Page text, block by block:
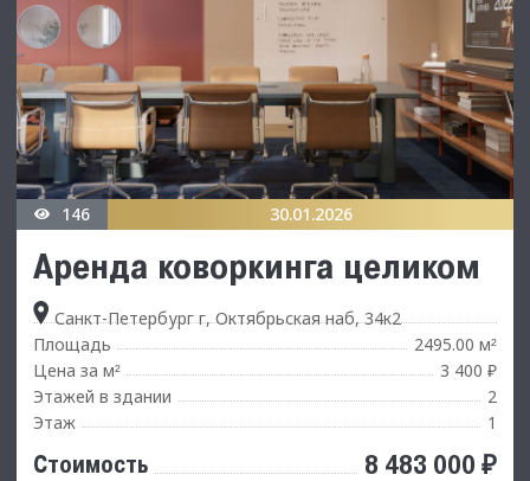
146 30.01.2026
Аренда коворкинга целиком
Санкт-Петербург г, Октябрьская наб, 34к2
Площадь
2495.00 м²
Цена за м²
3 400 ₽
Этажей в здании
2
Этаж
1
Стоимость 8 483 000 ₽